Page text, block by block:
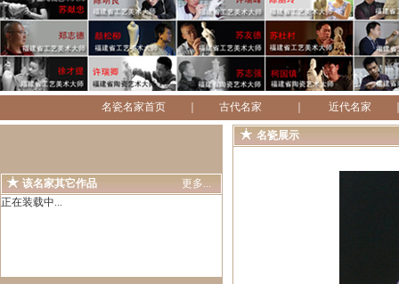
名瓷名家首页｜ 古代名家 近代名家
该名家其它作品
更多...
正在装载中...
名瓷展示